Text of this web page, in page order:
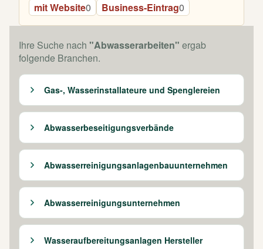
mit Website0 Business-Eintrag0
Ihre Suche nach "Abwasserarbeiten" ergab
folgende Branchen.
Gas-, Wasserinstallateure und Spenglereien
Abwasserbeseitigungsverbände
Abwasserreinigungsanlagenbauunternehmen
Abwasserreinigungsunternehmen
Wasseraufbereitungsanlagen Hersteller